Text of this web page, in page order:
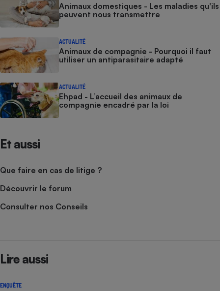
Animaux domestiques - Les maladies qu'ils
peuvent nous transmettre
ACTUALITÉ
Animaux de compagnie - Pourquoi il faut
utiliser un antiparasitaire adapté
ACTUALITÉ
Ehpad - L’accueil des animaux de
compagnie encadré par la loi
Et aussi
Que faire en cas de litige ?
Découvrir le forum
Consulter nos Conseils
Lire aussi
ENQUÊTE